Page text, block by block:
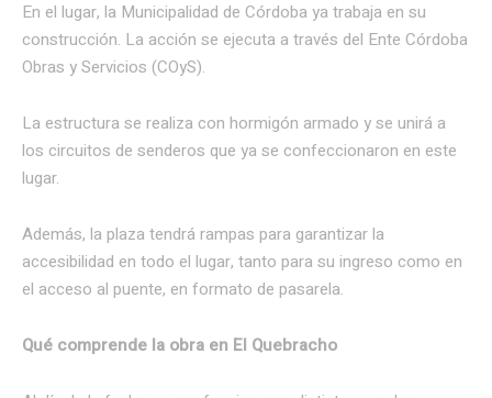
En el lugar, la Municipalidad de Córdoba ya trabaja en su
construcción. La acción se ejecuta a través del Ente Córdoba
Obras y Servicios (COyS).
La estructura se realiza con hormigón armado y se unirá a
los circuitos de senderos que ya se confeccionaron en este
lugar.
Además, la plaza tendrá rampas para garantizar la
accesibilidad en todo el lugar, tanto para su ingreso como en
el acceso al puente, en formato de pasarela.
Qué comprende la obra en El Quebracho